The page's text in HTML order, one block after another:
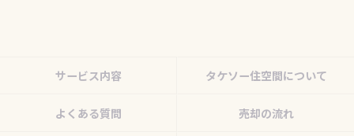
サービス内容 タケソー住空間について
よくある質問 売却の流れ